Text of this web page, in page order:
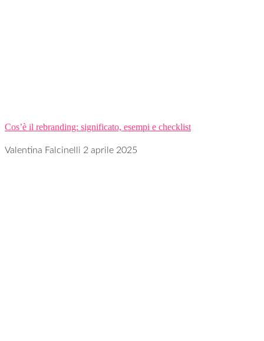
Cos’è il rebranding: significato, esempi e checklist
Valentina Falcinelli 2 aprile 2025